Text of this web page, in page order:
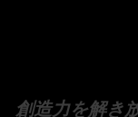
創造力を解き